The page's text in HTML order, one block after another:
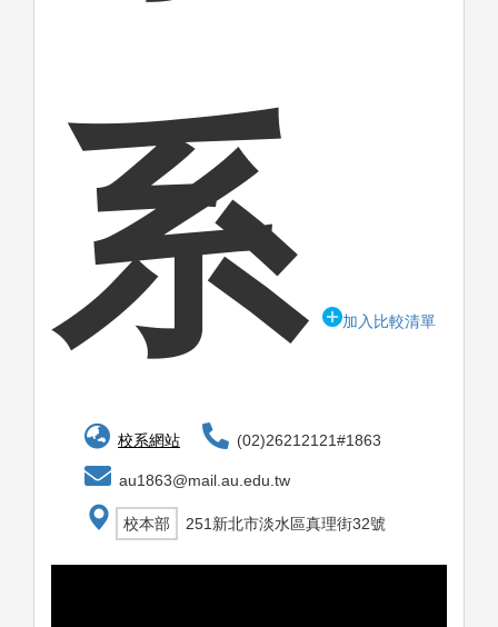
系
加入比較清單
校系網站 (02)26212121#1863
au1863@mail.au.edu.tw
校本部 251新北市淡水區真理街32號